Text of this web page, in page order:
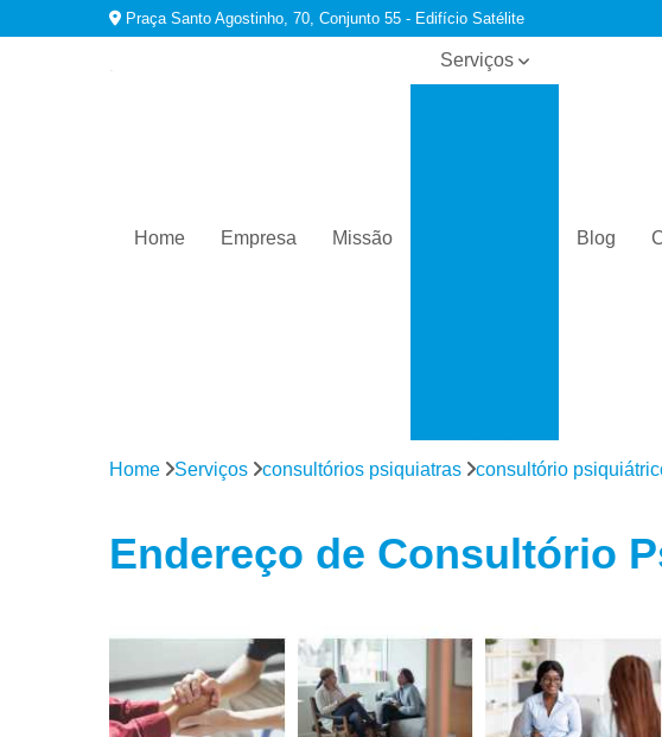
Praça Santo Agostinho, 70, Conjunto 55 - Edifício Satélite
Home Empresa Missão
Serviços
dependência
Tratamentos
Tratamentos
para insônia
Tratamentos
para
transtorno
Blog
Home Serviços consultórios psiquiatras consultório
Endereço de Consultório